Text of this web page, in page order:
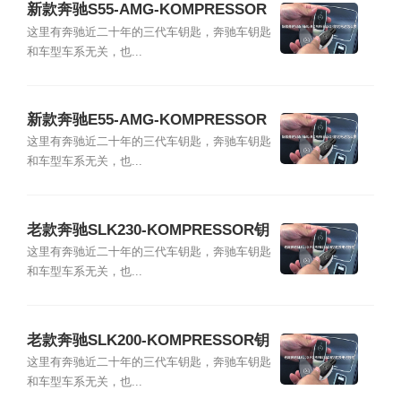
新款奔驰S55-AMG-KOMPRESSOR
钥匙电池怎么换
这里有奔驰近二十年的三代车钥匙，奔驰车钥匙
和车型车系无关，也...
新款奔驰E55-AMG-KOMPRESSOR
钥匙电池怎么换
这里有奔驰近二十年的三代车钥匙，奔驰车钥匙
和车型车系无关，也...
老款奔驰SLK230-KOMPRESSOR钥
匙换电池教程
这里有奔驰近二十年的三代车钥匙，奔驰车钥匙
和车型车系无关，也...
老款奔驰SLK200-KOMPRESSOR钥
匙换电池教程
这里有奔驰近二十年的三代车钥匙，奔驰车钥匙
和车型车系无关，也...